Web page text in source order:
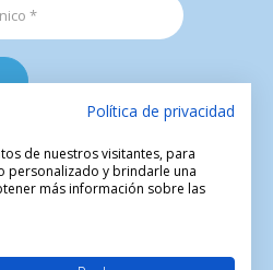
Política de privacidad
de nuestros visitantes, para
personalizado y brindarle una
más información sobre las